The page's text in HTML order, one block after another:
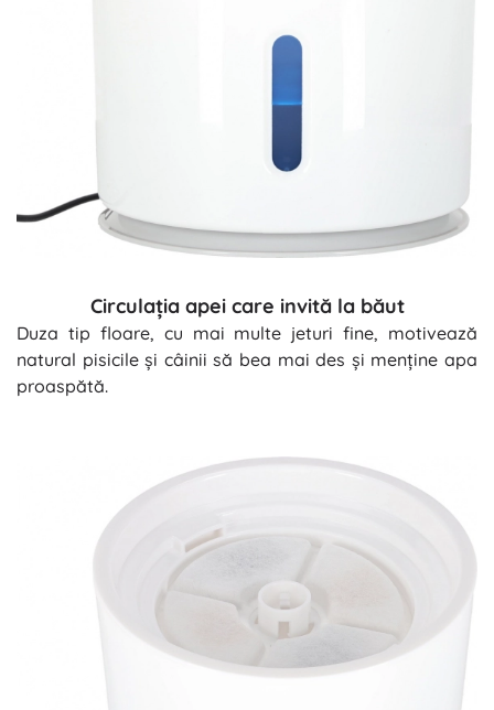
Circulația apei care invită la băut
Duza tip floare, cu mai multe jeturi fine, motivează
natural pisicile și câinii să bea mai des și menține apa
proaspătă.